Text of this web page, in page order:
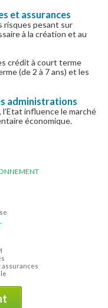
et assurances
risques pesant sur
à la création et au
crédit à court terme
(de 2 à 7 ans) et les
administrations
, l’Etat influence le marché
économique.
assurances